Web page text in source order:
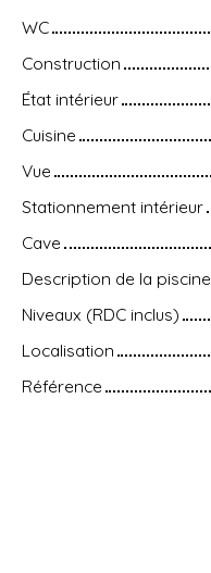
WC
Construction
État intérieur
Cuisine
Vue
Stationnement intérieur
Cave
Description de la piscine
Niveaux (RDC inclus)
Localisation
Référence